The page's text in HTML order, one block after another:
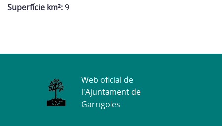
Superfície km²:9
Web oficial de
l'Ajuntament de
Garrigoles